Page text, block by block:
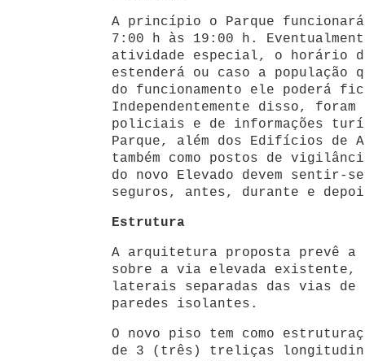
A princípio o Parque
7:00 h às 19:00 h.
atividade especial, o horário
estenderá ou caso a população
do funcionamento ele poderá
Independentemente disso,
policiais e de informações
Parque, além dos Edifícios de
também como postos de
do novo Elevado devem sentir-
seguros, antes, durante e
Estrutura
A arquitetura proposta prevê a
sobre a via elevada existente,
laterais separadas das vias de
paredes isolantes.
O novo piso tem como
de 3 (três) treliças